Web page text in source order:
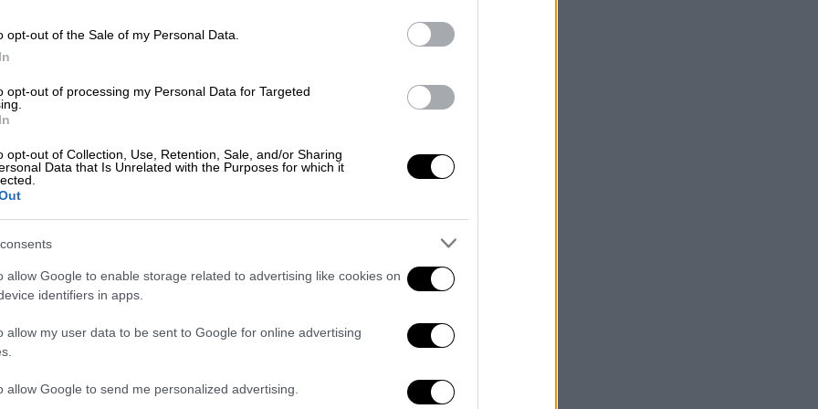
opt-out of the Sale of my Personal Data.
opt-out of processing my Personal Data for Targeted
opt-out of Collection, Use, Retention, Sale, and/or Sharing
Data that Is Unrelated with the Purposes for which it
allow Google to enable storage related to advertising like cookies on
identifiers in apps.
allow my user data to be sent to Google for online advertising
allow Google to send me personalized advertising.
Υγεία|19.11.2025 18:14
πειθαρχική δίωξη από τον Ιατρικό
«Ζητάμε αυστηρό έλεγχο, δίκαιες
Απάτη σε βάρος γιατρών και
Πάτρα – Πώς οι επιτήδειοι